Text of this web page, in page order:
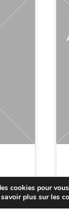
cookies pour
plus sur les